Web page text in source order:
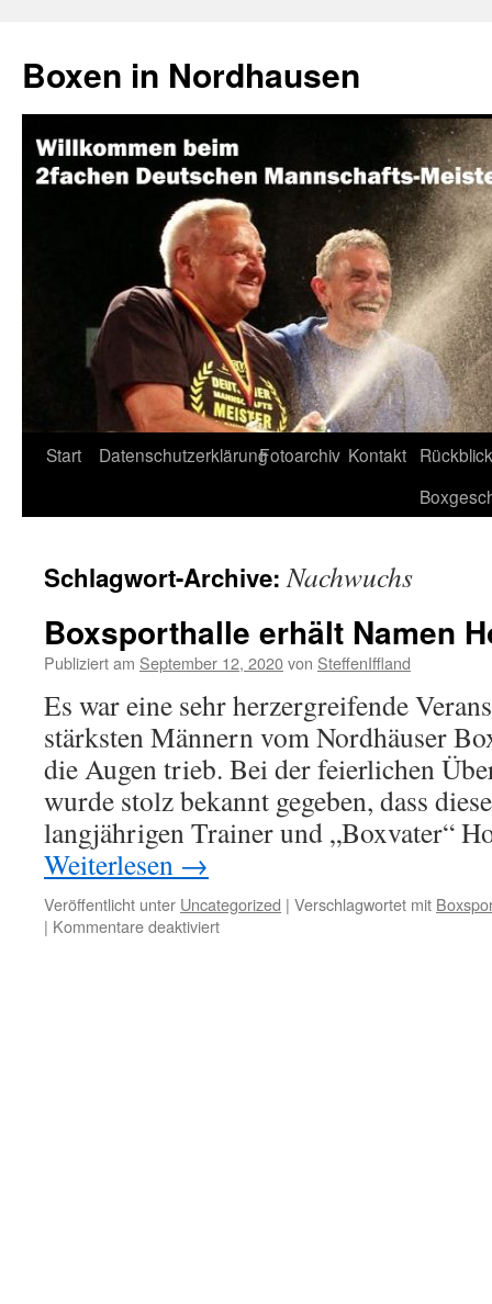
Boxen in Nordhausen
Zum
Start DatenschutzerklärungFotoarchiv Kontakt
Schlagwort-Archive:Nachwuchs
Boxsporthalle erhält Namen
Publiziert am September 12, 2020von SteffenIffland
Es war eine sehr herzergreifende
stärksten Männern vom Nordhäuser
die Augen trieb. Bei der feierlichen
wurde stolz bekannt gegeben, dass
langjährigen Trainer und „Boxvater“
Weiterlesen →
Veröffentlicht unter Uncategorized | Verschlagwortet mit
| Kommentare deaktiviertfür